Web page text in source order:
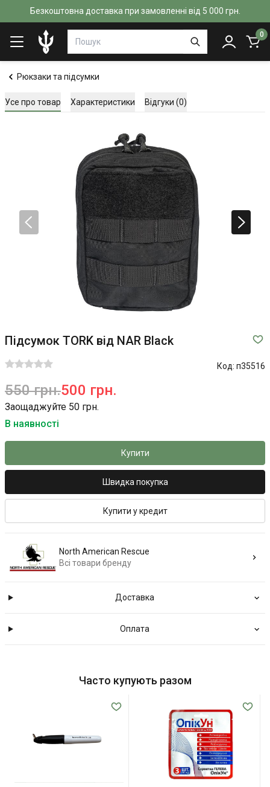
Безкоштовна доставка при замовленні від 5 000 грн.
0
Рюкзаки та підсумки
Усе про товар Характеристики Відгуки (0)
Підсумок TORK від NAR Black
Код: п35516
550 грн.500 грн.
Заощаджуйте 50 грн.
В наявності
Купити
Швидка покупка
Купити у кредит
North American Rescue
Всі товари бренду
Доставка
Оплата
Часто купують разом